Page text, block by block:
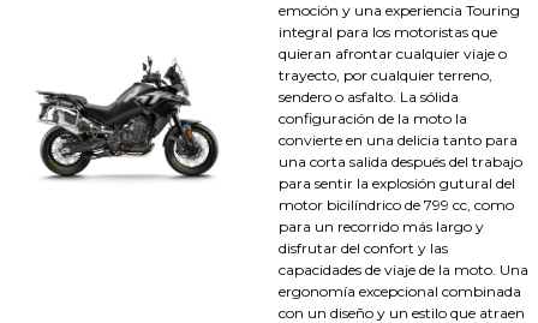
emoción y una experiencia Touring
integral para los motoristas que
quieran afrontar cualquier viaje o
trayecto, por cualquier terreno,
sendero o asfalto. La sólida
configuración de la moto la
convierte en una delicia tanto para
una corta salida después del trabajo
para sentir la explosión gutural del
motor bicilíndrico de 799 cc, como
para un recorrido más largo y
disfrutar del confort y las
capacidades de viaje de la moto. Una
ergonomía excepcional combinada
con un diseño y un estilo que atraen